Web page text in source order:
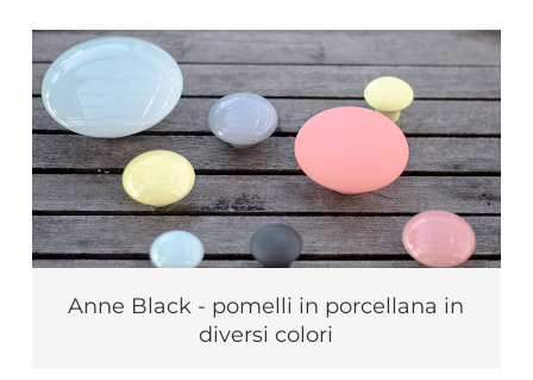
Anne Black - pomelli in porcellana in
diversi colori